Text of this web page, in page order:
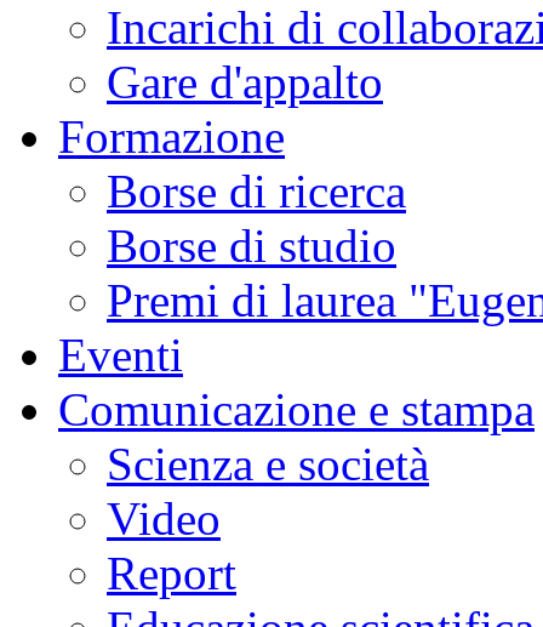
Incarichi di
Gare d'appalto
Formazione
Borse di ricerca
Borse di studio
Premi di laurea
Eventi
Comunicazione e stampa
Scienza e società
Video
Report